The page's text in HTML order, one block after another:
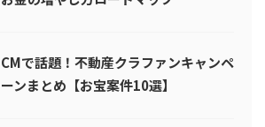
CMで話題！不動産クラファンキャンペ
ーンまとめ【お宝案件10選】